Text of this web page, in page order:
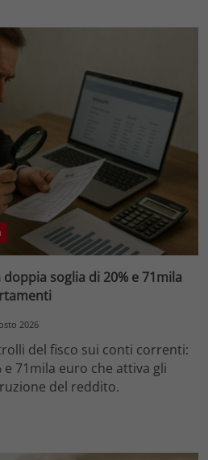
soglia di 20% e 71mila
2026
del fisco sui conti correnti:
e 71mila euro che attiva gli
del reddito.